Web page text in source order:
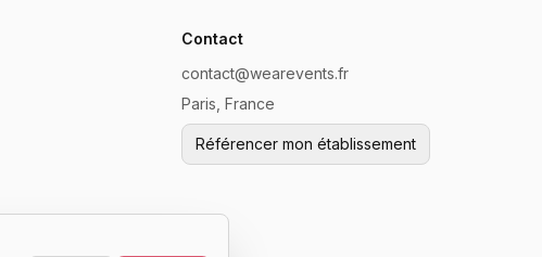
Contact
contact@wearevents.fr
Paris, France
Référencer mon établissement